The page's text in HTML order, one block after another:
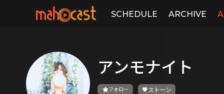
SCHEDULE ARCHIVE
アンモナイト
フォロー
ストーン